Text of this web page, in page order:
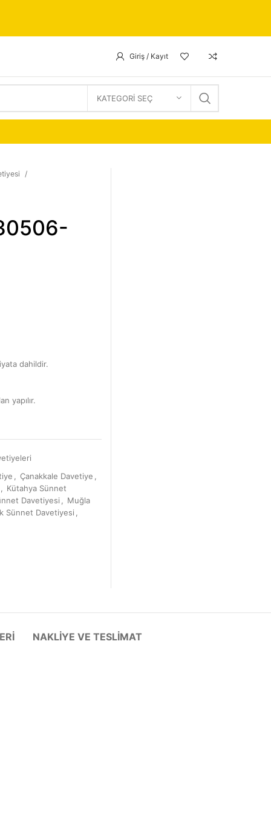
Giriş / Kayıt
KATEGORI SEÇ
dahildir.
yapılır.
Çanakkale Davetiye
Kütahya Sünnet
Davetiyesi
Muğla
Sünnet Davetiyesi
NAKLIYE VE TESLIMAT